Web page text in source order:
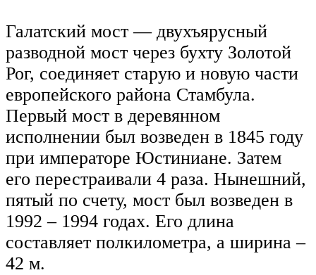
Галатский мост — двухъярусный
разводной мост через бухту Золотой
Рог, соединяет старую и новую части
европейского района Стамбула.
Первый мост в деревянном
исполнении был возведен в 1845 году
при императоре Юстиниане. Затем
его перестраивали 4 раза. Нынешний,
пятый по счету, мост был возведен в
1992 – 1994 годах. Его длина
составляет полкилометра, а ширина –
42 м.